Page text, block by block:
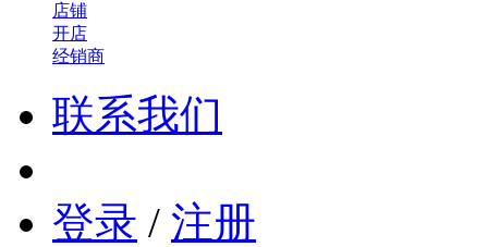
店铺
开店
经销商
联系我们
登录 / 注册